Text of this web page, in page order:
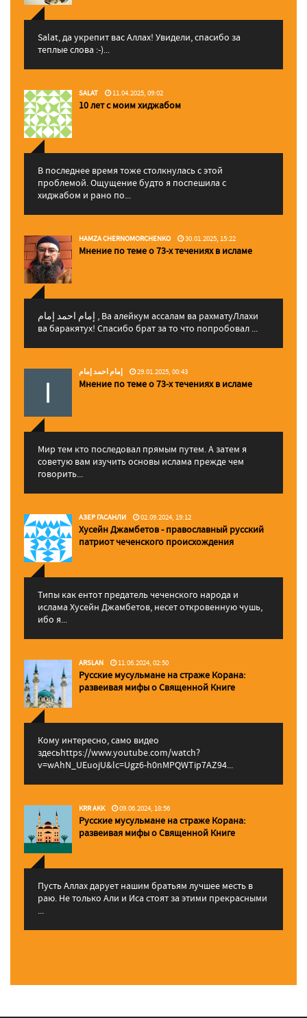
Salat, да укрепит вас Аллаx! Увидели, спасибо за
теплые слова :-)...
SALAT 11.04.2025, 09:02
10 лет с моим хиджабом
В последнее время тоже столкнулась с этой
проблемой. Ощущение будто я поспешила с
хиджабом и рано по...
HAMZA CHERNOMORCHENKO 30.01.2025, 15:22
Мнение по теме о 73-х течениях в исламе
إمام احمد إمام , Ва алейкум ассалам ва рахматуЛлахи
ва баракятух! Спасибо брат за то что попробовал ...
إمام احمد إمام 29.01.2025, 00:43
Мнение по теме о 73-х течениях в исламе
Мир тем кто последовал прямым путем. А затем я
советую вам изучить основы ислама прежде чем
говорить...
АЗЕР ГАСАНЛИ 02.09.2024, 19:12
Хусейн Джамбетов - православный русский
патриот чеченского происхождения
Типы как ентот предатель чеченского народа и
ислама Хусейн Джамбетов, несет откровенную чушь,
ибо я...
ARSLAN 11.06.2024, 02:50
Русские мусульмане на страже Корана:
pазвеивая мифы о Священной Книге
Кому интересно, само видео
здесьhttps://www.youtube.com/watch?
v=wAhN_UEuojU&lc=Ugz6-h0nMPQWTip7AZ94...
KRR AKK 09.06.2024, 18:56
Русские мусульмане на страже Корана:
pазвеивая мифы о Священной Книге
Пусть Аллах дарует нашим братьям лучшее месть в
раю. Не только Али и Иса стоят за этими прекрасными
...